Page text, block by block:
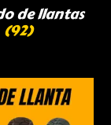
de llantas
(92)